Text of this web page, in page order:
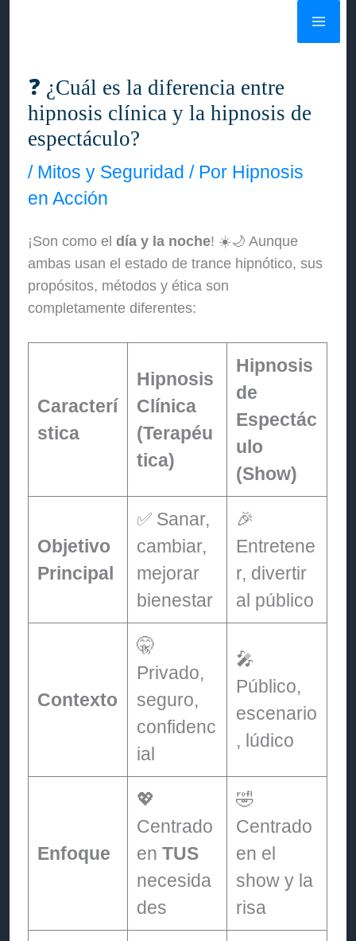
❓ ¿Cuál es la diferencia entre
hipnosis clínica y la hipnosis de
espectáculo?
/ Mitos y Seguridad / Por Hipnosis
en Acción
¡Son como eldía y la noche! ☀️🌙 Aunque
ambas usan el estado de trance hipnótico, sus
propósitos, métodos y ética son
completamente diferentes:
Caracterí
stica
Hipnosis
Clínica
(Terapéu
tica)
Hipnosis
de
Espectác
ulo
(Show)
Objetivo
Principal
✅ Sanar,
cambiar,
mejorar
bienestar
🎉
Entretene
r, divertir
al público
Contexto
🤫
Privado,
seguro,
confidenc
ial
🎤
Público,
escenario
, lúdico
Enfoque
💖
Centrado
enTUS
necesida
des
🤣
Centrado
en el
show y la
risa